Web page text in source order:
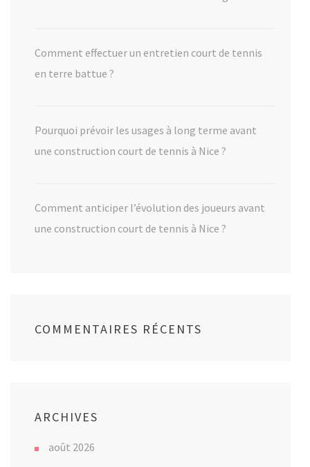
Comment effectuer un entretien court de tennis
en terre battue ?
Pourquoi prévoir les usages à long terme avant
une construction court de tennis à Nice ?
Comment anticiper l’évolution des joueurs avant
une construction court de tennis à Nice ?
COMMENTAIRES RÉCENTS
ARCHIVES
août 2026